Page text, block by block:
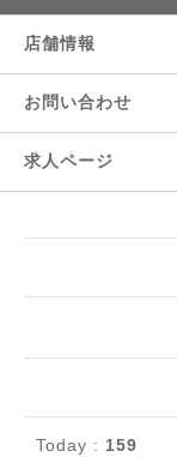
店舗情報
お問い合わせ
求人ページ
Today : 159